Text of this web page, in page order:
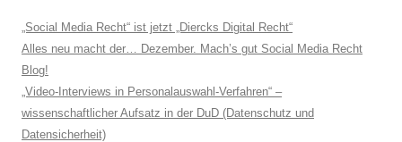
„Social Media Recht“ ist jetzt „Diercks Digital Recht“
Alles neu macht der… Dezember. Mach’s gut Social Media Recht
Blog!
„Video-Interviews in Personalauswahl-Verfahren“ –
wissenschaftlicher Aufsatz in der DuD (Datenschutz und
Datensicherheit)